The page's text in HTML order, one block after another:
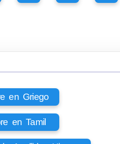
en Griego
en Tamil